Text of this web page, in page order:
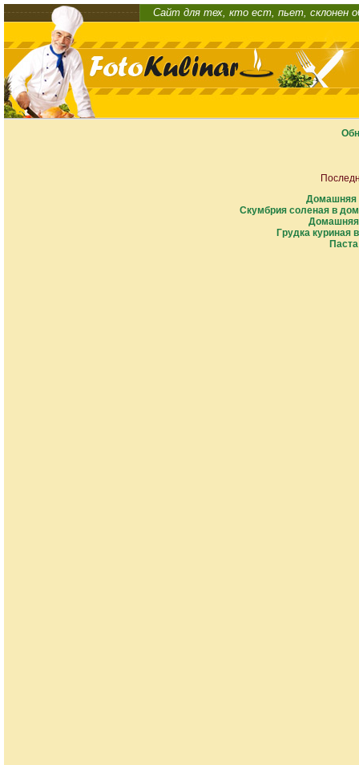
Сайт для тех, кто ест, пьет, склонен
Домашняя
Скумбрия соленая в
Домашняя
Грудка куриная